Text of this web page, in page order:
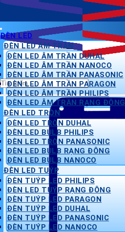
Tìm
kiếm:
ĐÈN LED
ĐÈN LED ÂM TRẦN
ĐÈN LED ÂM TRẦN DUHAL
ĐÈN LED ÂM TRẦN NANOCO
ĐÈN LED ÂM TRẦN PANASONIC
ĐÈN LED ÂM TRẦN PARAGON
ĐÈN LED ÂM TRẦN PHILIPS
ĐÈN LED ÂM TRẦN RẠNG ĐÔNG
ĐÈN LED TRÒN
ĐÈN LED TRÒN DUHAL
ĐÈN LED BULB PHILIPS
ĐÈN LED TRÒN PANASONIC
ĐÈN LED BULB RẠNG ĐÔNG
ĐÈN LED BULB NANOCO
ĐÈN LED TUÝP
ĐÈN TUÝP LED PHILIPS
ĐÈN LED TUÝP RẠNG ĐÔNG
ĐÈN TUÝP LED PARAGON
ĐÈN TUÝP LED DUHAL
ĐÈN TUÝP LED PANASONIC
ĐÈN TUÝP LED NANOCO